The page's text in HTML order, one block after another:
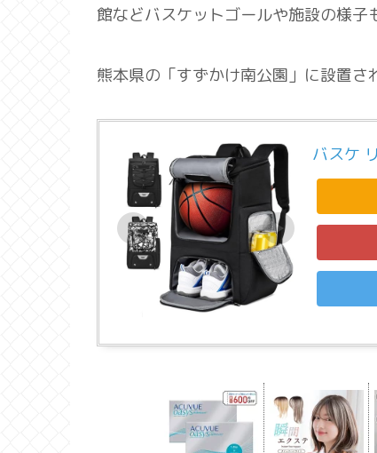
館などバスケットゴールや施設の様子
熊本県の「すずかけ南公園」に設置さ
バスケ